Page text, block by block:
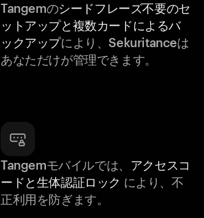
Tangemのシードフレーズ不要のセ
ットアップと複数カードによるバ
ックアップにより、Sekuritanceは
あなただけが管理できます。
Tangemモバイルでは、 アクセスコ
ードと生体認証ロック により、不
正利用を防ぎます。